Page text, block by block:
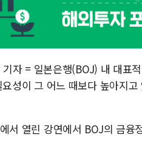
자 = 일본은행(BOJ) 내 대표
성이 그 어느 때보다 높아지
서 열린 강연에서 BOJ의 금융